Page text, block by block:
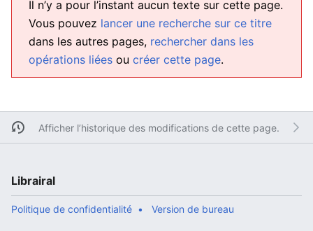
Il n’y a pour l’instant aucun texte sur cette page.
Vous pouvez lancer une recherche sur ce titre
dans les autres pages, rechercher dans les
opérations liées ou créer cette page.
Afficher l’historique des modifications de cette page.
Librairal
Politique de confidentialité Version de bureau